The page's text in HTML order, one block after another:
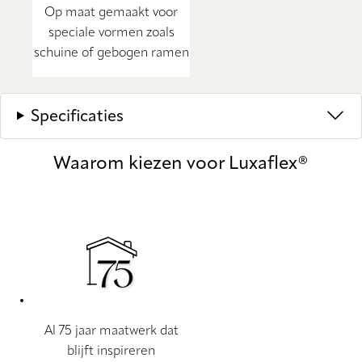
Op maat gemaakt voor
speciale vormen zoals
schuine of gebogen ramen
Specificaties
Waarom kiezen voor Luxaflex®
Al 75 jaar maatwerk dat
blijft inspireren